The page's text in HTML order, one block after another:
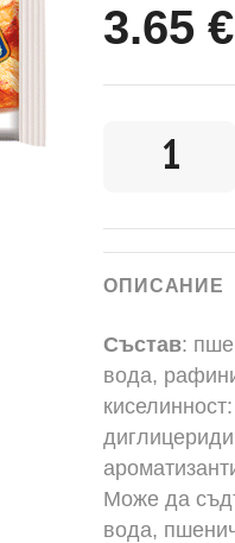
3.65 €
ОПИСАНИЕ
Състав:
вода,
Може да
вода,